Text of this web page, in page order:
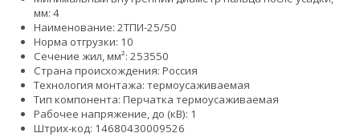
мм: 4
Наименование: 2ТПИ-25/50
Норма отгрузки: 10
Сечение жил, мм²: 253550
Страна происхождения: Россия
Технология монтажа: термоусаживаемая
Тип компонента: Перчатка термоусаживаемая
Рабочее напряжение, до (кВ): 1
Штрих-код: 14680430009526